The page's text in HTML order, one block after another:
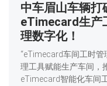
中车眉山车辆打
eTimecard生产
理数字化！
“eTimecard车间工时
理工具赋能生产车间，
eTimecard智能化车间